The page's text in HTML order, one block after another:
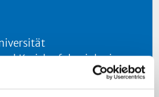
Kreislaufphysiologie